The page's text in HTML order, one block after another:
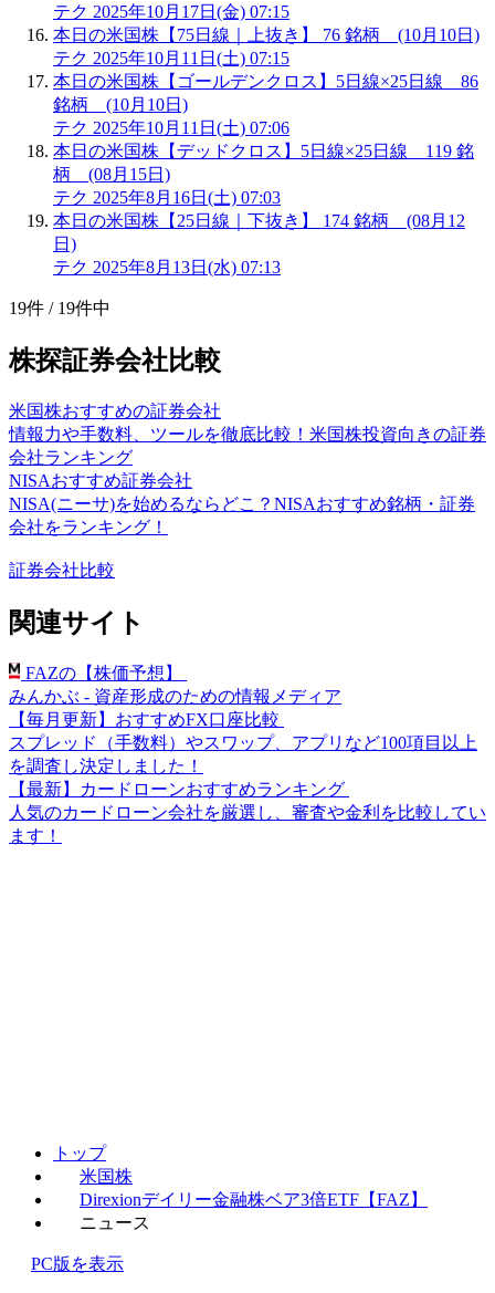
テク 2025年10月17日(金) 07:15
本日の米国株【75日線｜上抜き】 76 銘柄 (10月10日)
テク 2025年10月11日(土) 07:15
本日の米国株【ゴールデンクロス】5日線×25日線 86
銘柄 (10月10日)
テク 2025年10月11日(土) 07:06
本日の米国株【デッドクロス】5日線×25日線 119 銘
柄 (08月15日)
テク 2025年8月16日(土) 07:03
本日の米国株【25日線｜下抜き】 174 銘柄 (08月12
日)
テク 2025年8月13日(水) 07:13
19件 / 19件中
株探証券会社比較
米国株おすすめの証券会社
情報力や手数料、ツールを徹底比較！米国株投資向きの証券
会社ランキング
NISAおすすめ証券会社
NISA(ニーサ)を始めるならどこ？NISAおすすめ銘柄・証券
会社をランキング！
証券会社比較
関連サイト
FAZの【株価予想】
みんかぶ - 資産形成のための情報メディア
【毎月更新】おすすめFX口座比較
スプレッド（手数料）やスワップ、アプリなど100項目以上
を調査し決定しました！
【最新】カードローンおすすめランキング
人気のカードローン会社を厳選し、審査や金利を比較してい
ます！
トップ
米国株
Direxionデイリー金融株ベア3倍ETF【FAZ】
ニュース
PC版を表示